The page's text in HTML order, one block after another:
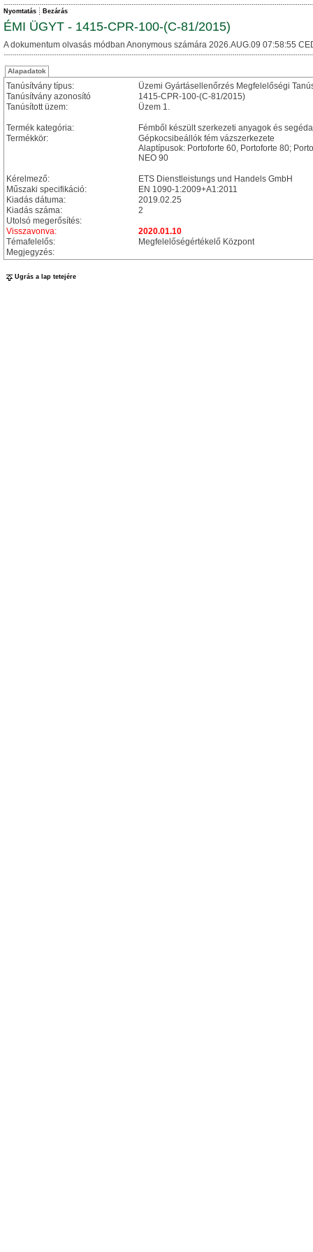
Nyomtatás Bezárás
ÉMI ÜGYT - 1415-CPR-100-(C-81/2015)
A dokumentum olvasás módban Anonymous számára 2026.AUG.09 07:58:55
Alapadatok
Tanúsítvány típus:
Üzemi Gyártásellenőrzés Megfelelőségi
Tanúsítvány azonosító
1415-CPR-100-(C-81/2015)
Tanúsított üzem:
Üzem 1.
Termék kategória:
Fémből készült szerkezeti anyagok és
Termékkör:
Gépkocsibeállók fém vázszerkezete
Alaptípusok: Portoforte 60, Portoforte 80;
NEO 90
Kérelmező:
ETS Dienstleistungs und Handels GmbH
Műszaki specifikáció:
EN 1090-1:2009+A1:2011
Kiadás dátuma:
2019.02.25
Kiadás száma:
2
Utolsó megerősítés:
Visszavonva:
2020.01.10
Témafelelős:
Megfelelőségértékelő Központ
Megjegyzés:
Ugrás a lap tetejére